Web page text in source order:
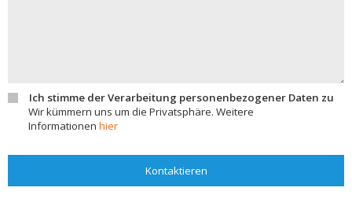
Ich stimme der Verarbeitung personenbezogener Daten zu
Wir kümmern uns um die Privatsphäre. Weitere
Informationen hier
Kontaktieren